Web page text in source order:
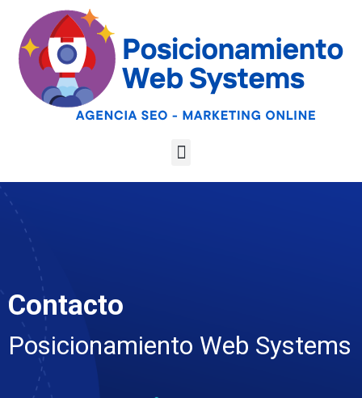
Contacto
Posicionamiento Web Systems
Optimiza tu web
para las AI
Google
Overviews y los
LLMs
Analiza tu web gratis